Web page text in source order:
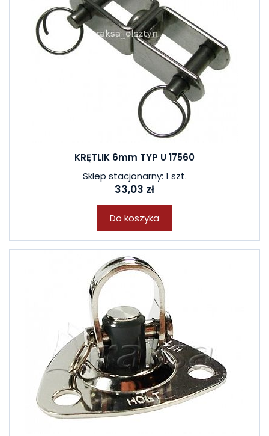
KRĘTLIK 6mm TYP U 17560
Sklep stacjonarny: 1 szt.
33,03 zł
Do koszyka